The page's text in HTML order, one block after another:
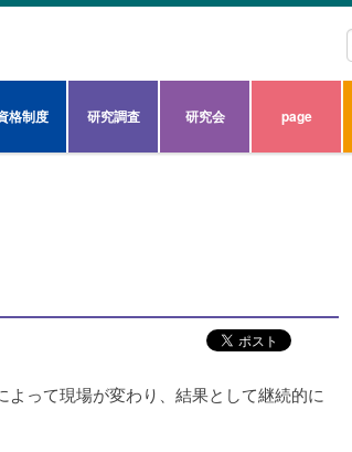
格制度 研究調査 研究会 page
って現場が変わり、結果として継続的に